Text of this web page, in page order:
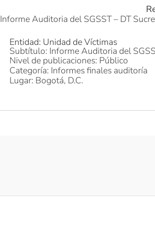
Informe Auditoria del SGSST – DT Sucre
Entidad: Unidad de Víctimas
Subtítulo: Informe Auditoria del
Nivel de publicaciones: Público
Categoría: Informes finales auditoría
Lugar: Bogotá, D.C.